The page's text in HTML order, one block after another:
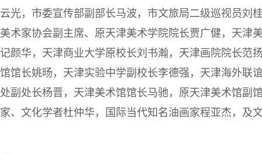
云光，市委宣传部副部长马波，市文旅局二级巡视员刘
美术家协会副主席、原天津美术学院院长贾广健，天津
记颜华，天津商业大学原校长刘书瀚，天津画院院长范
馆馆长姚旸，天津实验中学副校长李德强，天津海外联
处副处长杨晋，天津美术馆馆长马驰，原天津美术馆副
家、文化学者杜仲华，国际当代知名油画家程亚杰，及